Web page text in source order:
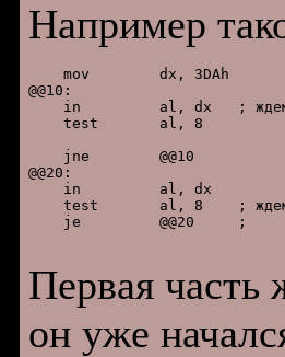
Например
    mov        dx, 3DAh
@@10:
in         al, dx   ;
    test       al, 8
    jne        @@10
@@20:
    in         al, dx
test       al, 8    ;
    je         @@20     ;
Первая часть
он уже